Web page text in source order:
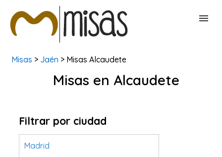
BUSCAR MISAS
Misas > Jaén > Misas Alcaudete
Misas en Alcaudete
Filtrar por ciudad
Madrid